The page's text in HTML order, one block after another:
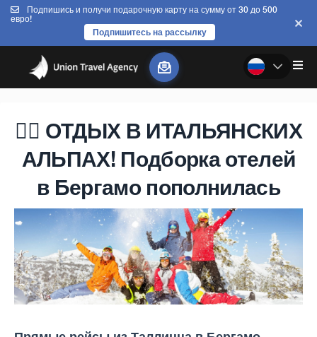
Подпишись и получи подарочную карту на сумму от 30 до 500
евро!
Подпишитесь на рассылку
🏂🏻 ОТДЫХ В ИТАЛЬЯНСКИХ
АЛЬПАХ! Подборка отелей
в Бергамо пополнилась